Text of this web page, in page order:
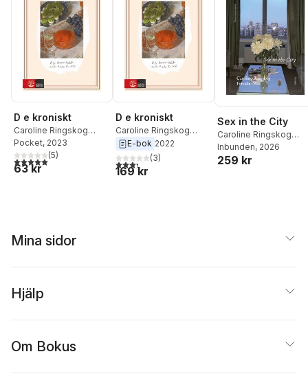
D e kroniskt
Caroline Ringskog
Ferrada-Noli
Pocket, 2023
5,0utav 5 stjärnor. Totalt antal röster:
(5)
63 kr
D e kroniskt
Caroline Ringskog
Ferrada-Noli
E-bok 2022
3,3utav 5 stjärnor. Totalt antal röster:
(3)
169 kr
Sex in the City
Caroline Ringskog
Ferrada-Noli
Inbunden, 2026
259 kr
Mina sidor
Hjälp
Om Bokus